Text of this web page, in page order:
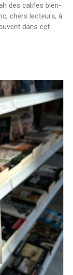
des califes bien-
chers lecteurs, à
dans cet